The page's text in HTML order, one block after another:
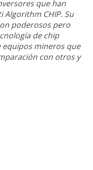
que han
CHIP. Su
poderosos pero
de chip
mineros que
con otros y